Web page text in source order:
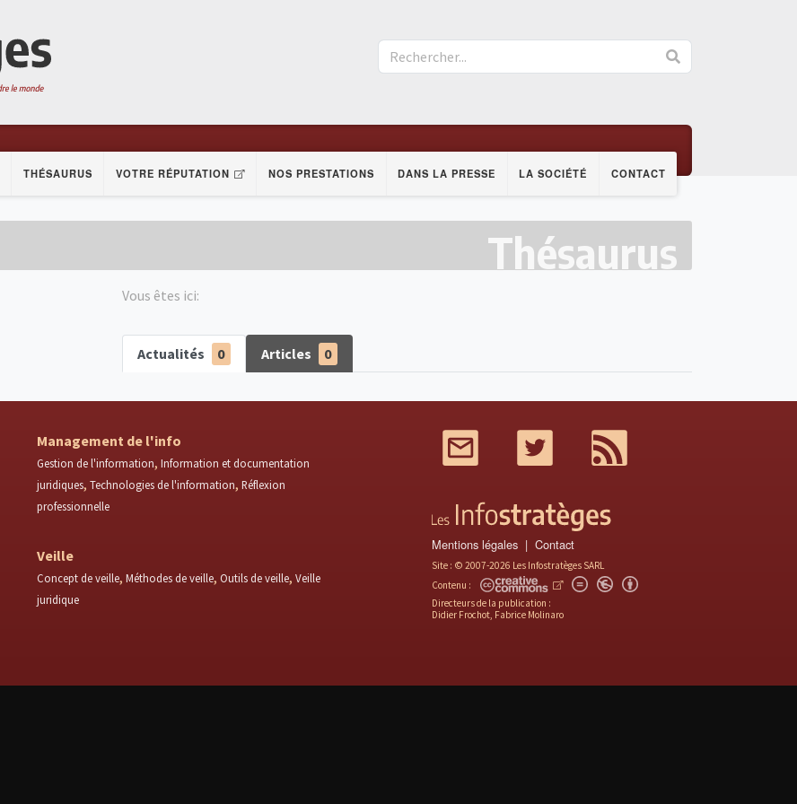
THÉSAURUS VOTRE RÉPUTATION NOS PRESTATIONS DANS LA PRESSE LA SOCIÉTÉ CONTACT
Thésaurus
Vous êtes ici:
Actualités 0 Articles 0
Management de l'info
Gestion de l'information Information et documentation
juridiques Technologies de l'information Réflexion
professionnelle
Veille
Concept de veille Méthodes de veille Outils de veille Veille
juridique
Twitter
Mentions légales Contact
Site : © 2007-2026 Les Infostratèges SARL
Contenu :
Directeurs de la publication :
Didier Frochot, Fabrice Molinaro